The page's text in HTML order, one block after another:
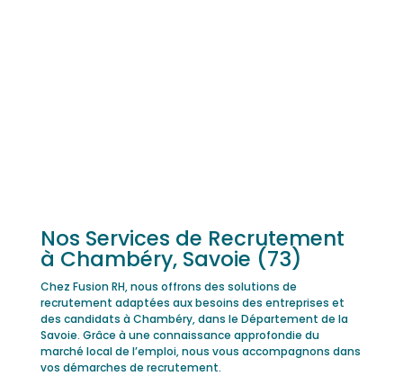
Nos Services de Recrutement
à Chambéry, Savoie (73)
Chez Fusion RH, nous offrons des solutions de
recrutement adaptées aux besoins des entreprises et
des candidats à Chambéry, dans le Département de la
Savoie. Grâce à une connaissance approfondie du
marché local de l’emploi, nous vous accompagnons dans
vos démarches de recrutement.